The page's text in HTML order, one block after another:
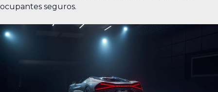
ocupantes seguros.